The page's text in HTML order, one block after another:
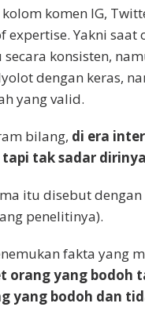
komen IG,
expertise. Yakni
konsisten,
dengan keras,
yang valid.
bilang, di era
tak sadar
itu disebut
penelitinya).
fakta yang
orang yang bodoh
yang bodoh dan